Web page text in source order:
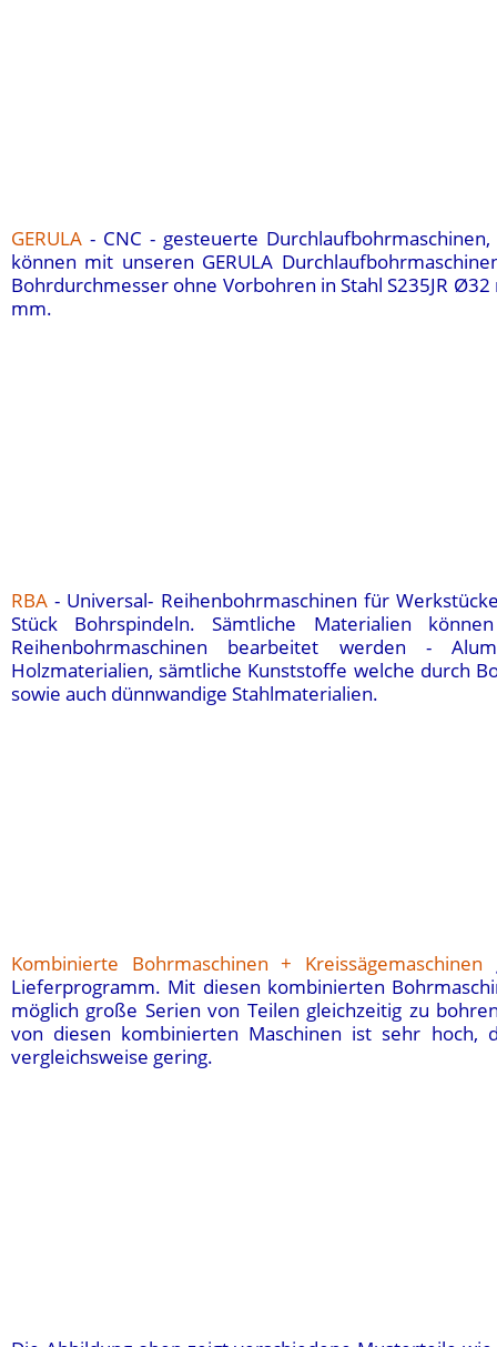
GERULA - CNC - gesteuerte
können mit unseren GERULA
Bohrdurchmesser ohne Vorbohren in Stahl S235JR
mm.
RBA - Universal- Reihenbohrmaschinen für
Stück Bohrspindeln. Sämtliche Materialien
Reihenbohrmaschinen bearbeitet werden -
Holzmaterialien, sämtliche Kunststoffe welche durch
sowie auch dünnwandige Stahlmaterialien.
Kombinierte Bohrmaschinen + Kreissägemaschinen
Lieferprogramm. Mit diesen kombinierten
möglich große Serien von Teilen gleichzeitig zu
von diesen kombinierten Maschinen ist sehr hoch,
vergleichsweise gering.